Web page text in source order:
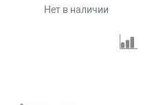
Нет в наличии